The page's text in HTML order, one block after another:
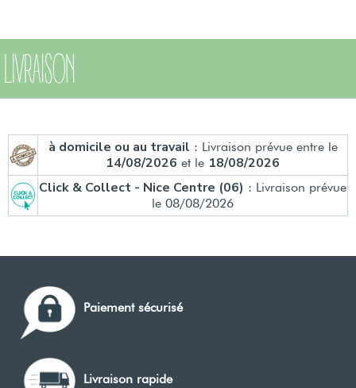
LIVRAISON
à domicile ou au travail : Livraison prévue entre le
14/08/2026 et le 18/08/2026
Click & Collect - Nice Centre (06) : Livraison prévue
le 08/08/2026
Paiement sécurisé
Livraison rapide